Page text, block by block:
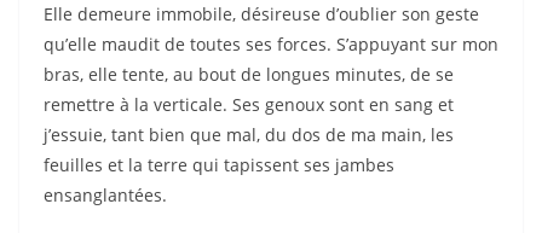
Elle demeure immobile, désireuse d’oublier son geste
qu’elle maudit de toutes ses forces. S’appuyant sur mon
bras, elle tente, au bout de longues minutes, de se
remettre à la verticale. Ses genoux sont en sang et
j’essuie, tant bien que mal, du dos de ma main, les
feuilles et la terre qui tapissent ses jambes
ensanglantées.